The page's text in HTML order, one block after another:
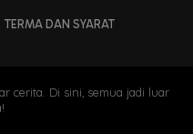
TERMA DAN SYARAT
cerita. Di sini, semua jadi luar